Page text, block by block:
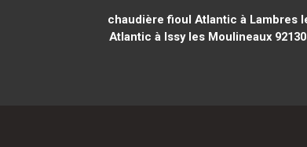
chaudière fioul Atlantic à Lambres
Atlantic à Issy les Moulineaux 92130